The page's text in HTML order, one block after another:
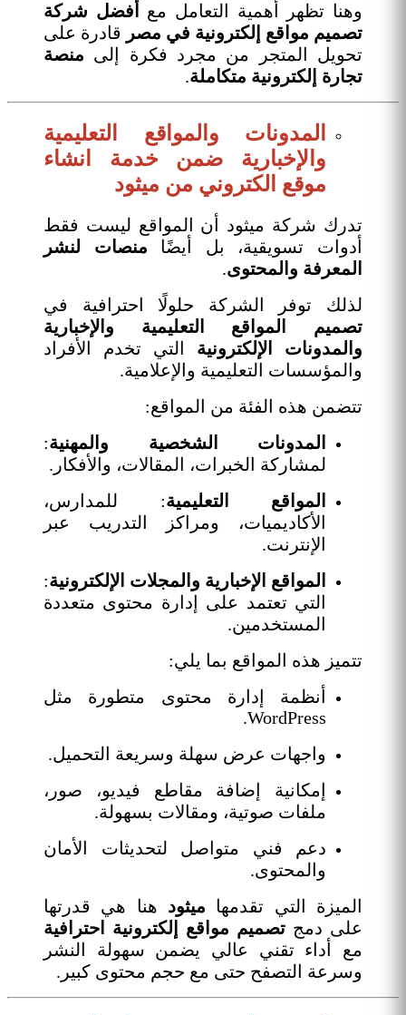
وهنا تظهر أهمية التعامل مع
أفضل شركة
تصميم مواقع إلكترونية في مصر قادرة على
تحويل المتجر من مجرد فكرة إلى منصة
تجارة إلكترونية متكاملة.
المدونات والمواقع التعليمية
والإخبارية ضمن خدمة انشاء
موقع الكتروني من ميثود
تدرك شركة ميثود أن المواقع ليست فقط
أدوات تسويقية، بل أيضًا منصات لنشر
المعرفة والمحتوى.
لذلك توفر الشركة حلولًا احترافية في
تصميم المواقع التعليمية والإخبارية
والمدونات الإلكترونية التي تخدم الأفراد
والمؤسسات التعليمية والإعلامية.
تتضمن هذه الفئة من المواقع:
المدونات الشخصية والمهنية:
لمشاركة الخبرات، المقالات، والأفكار.
المواقع التعليمية: للمدارس،
الأكاديميات، ومراكز التدريب عبر
الإنترنت.
المواقع الإخبارية والمجلات الإلكترونية:
التي تعتمد على إدارة محتوى متعددة
المستخدمين.
تتميز هذه المواقع بما يلي:
أنظمة إدارة محتوى متطورة مثل
WordPress.
واجهات عرض سهلة وسريعة التحميل.
إمكانية إضافة مقاطع فيديو، صور،
ملفات صوتية، ومقالات بسهولة.
دعم فني متواصل لتحديثات الأمان
والمحتوى.
الميزة التي تقدمها ميثود هنا هي قدرتها
على دمج تصميم مواقع إلكترونية احترافية
مع أداء تقني عالي يضمن سهولة النشر
وسرعة التصفح حتى مع حجم محتوى كبير.